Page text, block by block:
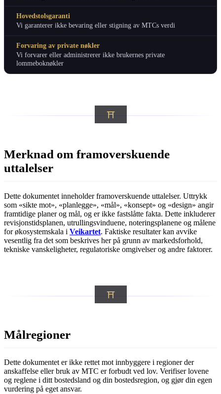
Hovedstolsgaranti
Vi garanterer ikke bevaring eller stigning av MTCs verdi
Forvaring av private nøkler
Vi forvarer eller administrerer ikke brukernes private
lommeboknøkler
Merknad om framoverskuende
uttalelser
Dette dokumentet inneholder framoverskuende uttalelser. Uttrykk
som «sikte mot», «planlegge», «mål», «konsept» og «design» angir
framtidige planer og mål, og er ikke fastslåtte fakta. Dette inkluderer
revisjonstidsplanen, utrullingsvinduene, noteringsplanene og målene
for økosystemskala i Veikartet. Faktiske resultater kan avvike
vesentlig fra det som beskrives her på grunn av markedsforhold,
tekniske vanskeligheter, regulatoriske omgivelser og andre faktorer.
Målregioner
Dette dokumentet er ikke rettet mot innbyggere i regioner der
anskaffelse eller bruk av MTC er forbudt ved lov. Verifiser lovene
og reglene i ditt bostedsland og din bostedsregion, og gjør din egen
vurdering på eget ansvar.